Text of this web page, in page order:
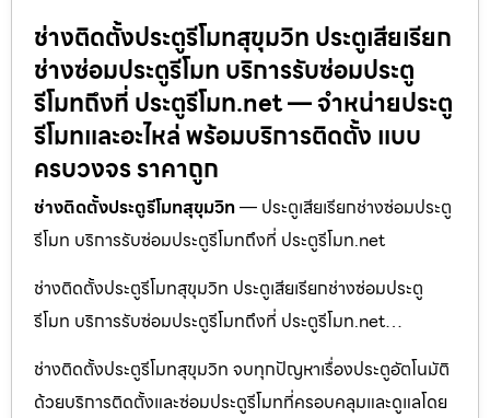
ช่างติดตั้งประตูรีโมทสุขุมวิท ประตูเสียเรียก
ช่างซ่อมประตูรีโมท บริการรับซ่อมประตู
รีโมทถึงที่ ประตูรีโมท.net — จำหน่ายประตู
รีโมทและอะไหล่ พร้อมบริการติดตั้ง แบบ
ครบวงจร ราคาถูก
ช่างติดตั้งประตูรีโมทสุขุมวิท— ประตูเสียเรียกช่างซ่อมประตู
รีโมท บริการรับซ่อมประตูรีโมทถึงที่ ประตูรีโมท.net
ช่างติดตั้งประตูรีโมทสุขุมวิท ประตูเสียเรียกช่างซ่อมประตู
รีโมท บริการรับซ่อมประตูรีโมทถึงที่ ประตูรีโมท.net…
ช่างติดตั้งประตูรีโมทสุขุมวิท จบทุกปัญหาเรื่องประตูอัตโนมัติ
ด้วยบริการติดตั้งและซ่อมประตูรีโมทที่ครอบคลุมและดูแลโดย